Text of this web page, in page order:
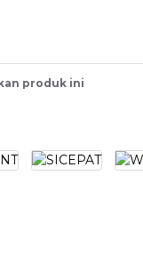
produk ini